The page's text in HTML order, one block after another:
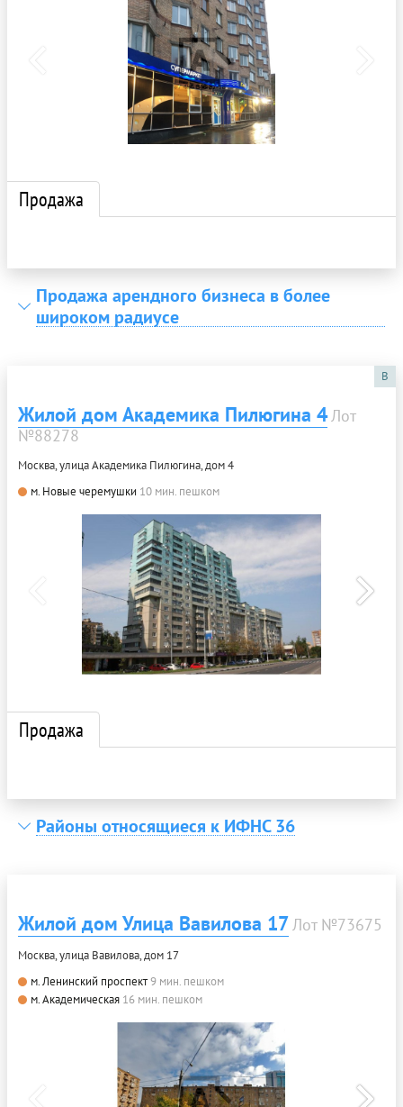
Продажа
Продажа арендного бизнеса в более
широком радиусе
B
Жилой дом Академика Пилюгина 4Лот
№88278
Москва, улица Академика Пилюгина, дом 4
м. Новые черемушки 10 мин. пешком
Продажа
Районы относящиеся к ИФНС 36
Жилой дом Улица Вавилова 17Лот №73675
Москва, улица Вавилова, дом 17
м. Ленинский проспект9 мин. пешком
м. Академическая 16 мин. пешком